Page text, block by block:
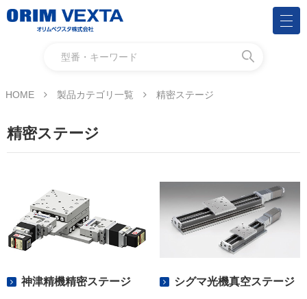
HOME 製品カテゴリ一覧 精密ステージ
精密ステージ
神津精機精密ステージ シグマ光機真空ステージ